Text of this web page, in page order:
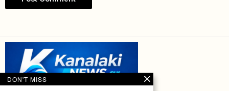
DON'T MISS